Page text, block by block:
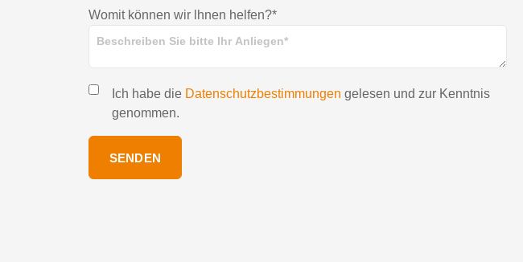
Womit können wir lhnen helfen?*
Ich habe die Datenschutzbestimmungen gelesen und zur Kenntnis
genommen.
SENDEN